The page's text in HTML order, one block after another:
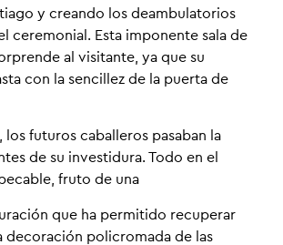
y creando los deambulatorios
ceremonial. Esta imponente sala de
al visitante, ya que su
con la sencillez de la puerta de
los futuros caballeros pasaban la
de su investidura. Todo en el
fruto de una
que ha permitido recuperar
decoración policromada de las